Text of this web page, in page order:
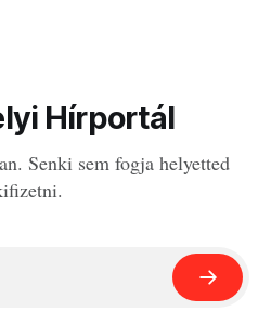
Hírportál
Senki sem fogja helyetted